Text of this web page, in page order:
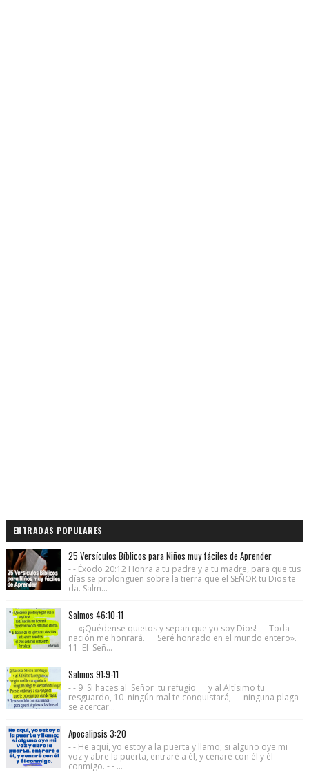
ENTRADAS POPULARES
25 Versículos Bíblicos para Niños muy fáciles de Aprender
- - Éxodo 20:12 Honra a tu padre y a tu madre, para que tus
días se prolonguen sobre la tierra que el SEÑOR tu Dios te
da. Salm...
Salmos 46:10-11
- - «¡Quédense quietos y sepan que yo soy Dios! Toda
nación me honrará. Seré honrado en el mundo entero».
11 El Señ...
Salmos 91:9-11
- - 9 Si haces al Señor tu refugio y al Altísimo tu
resguardo, 10 ningún mal te conquistará; ninguna plaga
se acercar...
Apocalipsis 3:20
- - He aquí, yo estoy a la puerta y llamo; si alguno oye mi
voz y abre la puerta, entraré a él, y cenaré con él y él
conmigo. - - ...